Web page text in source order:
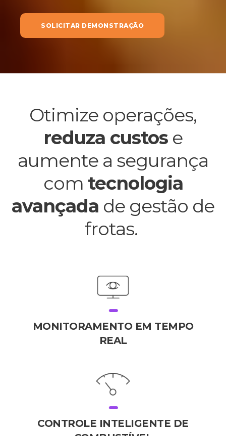
SOLICITAR DEMONSTRAÇÃO
Otimize operações,
reduza custos e
aumente a segurança
com tecnologia
avançada de gestão de
frotas.
MONITORAMENTO EM TEMPO
REAL
CONTROLE INTELIGENTE DE